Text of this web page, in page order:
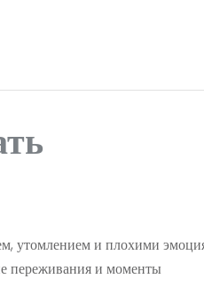
утомлением и плохими
переживания и моменты